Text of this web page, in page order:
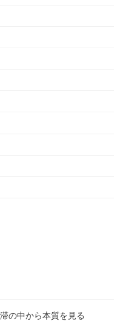
の中から本質を見る